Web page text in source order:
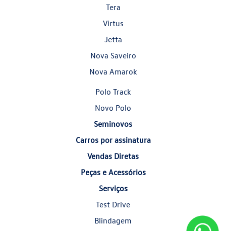
Tera
Virtus
Jetta
Nova Saveiro
Nova Amarok
Polo Track
Novo Polo
Seminovos
Carros por assinatura
Vendas Diretas
Peças e Acessórios
Serviços
Test Drive
Blindagem